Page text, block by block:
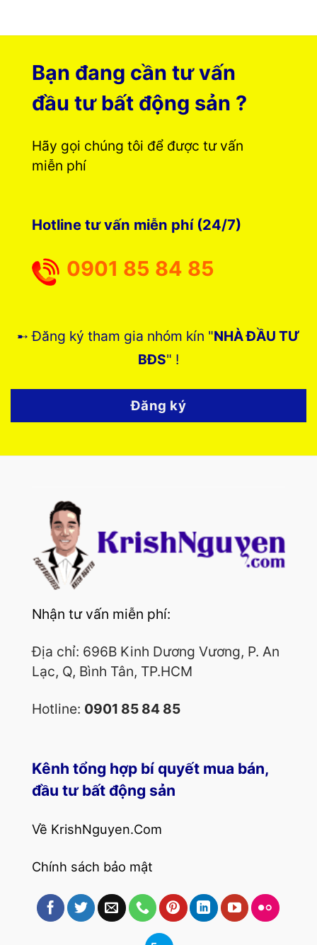
Bạn đang cần tư vấn
đầu tư bất động sản ?
Hãy gọi chúng tôi để được tư vấn
miễn phí
Hotline tư vấn miễn phí (24/7)
0901 85 84 85
➸ Đăng ký tham gia nhóm kín "NHÀ ĐẦU TƯ
BĐS" !
Đăng ký
Nhận tư vấn miễn phí:
Địa chỉ: 696B Kinh Dương Vương, P. An
Lạc, Q, Bình Tân, TP.HCM
Hotline: 0901 85 84 85
Kênh tổng hợp bí quyết mua bán,
đầu tư bất động sản
Về KrishNguyen.Com
Chính sách bảo mật